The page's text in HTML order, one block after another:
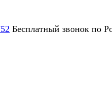
Бесплатный звонок по